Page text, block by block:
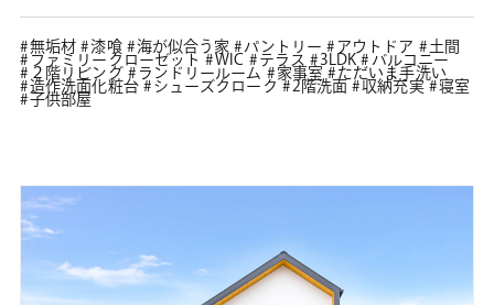
無垢材 漆喰 海が似合う家 パントリー アウトドア
土間
ファミリークローゼット
WIC テラス 3LDK
バルコニー
２階リビング
ランドリールーム 家事室
ただいま手洗い
造作洗面化粧台
シューズクローク 2階洗面 収納充実
寝室
子供部屋